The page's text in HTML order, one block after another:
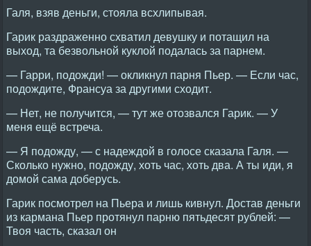
Галя, взяв деньги, стояла всхлипывая.
Гарик раздраженно схватил девушку и потащил на
выход, та безвольной куклой подалась за парнем.
— Гарри, подожди! — окликнул парня Пьер. — Если час,
подождите, Франсуа за другими сходит.
— Нет, не получится, — тут же отозвался Гарик. — У
меня ещё встреча.
— Я подожду, — с надеждой в голосе сказала Галя. —
Сколько нужно, подожду, хоть час, хоть два. А ты иди, я
домой сама доберусь.
Гарик посмотрел на Пьера и лишь кивнул. Достав деньги
из кармана Пьер протянул парню пятьдесят рублей: —
Твоя часть, сказал он